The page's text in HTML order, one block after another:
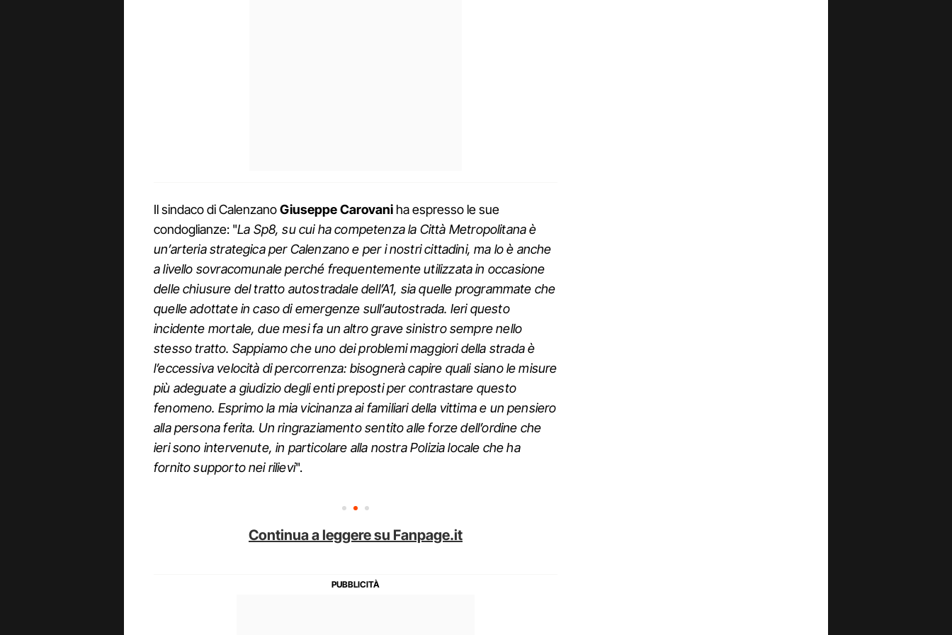
Il sindaco di CalenzanoGiuseppe Carovani ha espresso le sue
condoglianze: "La Sp8, su cui ha competenza la Città Metropolitana è
un’arteria strategica per Calenzano e per i nostri cittadini, ma lo è anche
a livello sovracomunale perché frequentemente utilizzata in occasione
delle chiusure del tratto autostradale dell’A1, sia quelle programmate che
quelle adottate in caso di emergenze sull’autostrada. Ieri questo
incidente mortale, due mesi fa un altro grave sinistro sempre nello
stesso tratto. Sappiamo che uno dei problemi maggiori della strada è
l’eccessiva velocità di percorrenza: bisognerà capire quali siano le misure
più adeguate a giudizio degli enti preposti per contrastare questo
fenomeno. Esprimo la mia vicinanza ai familiari della vittima e un pensiero
alla persona ferita. Un ringraziamento sentito alle forze dell’ordine che
ieri sono intervenute, in particolare alla nostra Polizia locale che ha
fornito supporto nei rilievi".
Continua a leggere su Fanpage.it